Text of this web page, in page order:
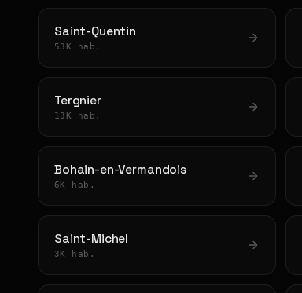
Saint-Quentin
53K hab.
Tergnier
13K hab.
Bohain-en-Vermandois
6K hab.
Saint-Michel
3K hab.